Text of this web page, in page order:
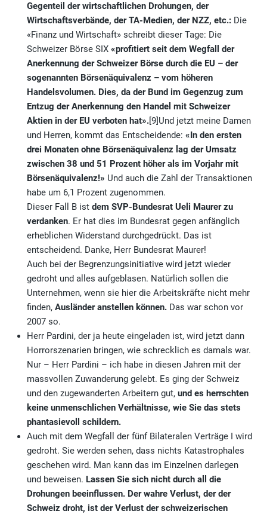
Gegenteil der wirtschaftlichen Drohungen, der
Wirtschaftsverbände, der TA-Medien, der NZZ, etc.: Die
«Finanz und Wirtschaft» schreibt dieser Tage: Die
Schweizer Börse SIX «profitiert seit dem Wegfall der
Anerkennung der Schweizer Börse durch die EU – der
sogenannten Börsenäquivalenz – vom höheren
Handelsvolumen. Dies, da der Bund im Gegenzug zum
Entzug der Anerkennung den Handel mit Schweizer
Aktien in der EU verboten hat».[9]Und jetzt meine Damen
und Herren, kommt das Entscheidende: «In den ersten
drei Monaten ohne Börsenäquivalenz lag der Umsatz
zwischen 38 und 51 Prozent höher als im Vorjahr mit
Börsenäquivalenz!» Und auch die Zahl der Transaktionen
habe um 6,1 Prozent zugenommen.
Dieser Fall B ist dem SVP-Bundesrat Ueli Maurer zu
verdanken. Er hat dies im Bundesrat gegen anfänglich
erheblichen Widerstand durchgedrückt. Das ist
entscheidend. Danke, Herr Bundesrat Maurer!
Auch bei der Begrenzungsinitiative wird jetzt wieder
gedroht und alles aufgeblasen. Natürlich sollen die
Unternehmen, wenn sie hier die Arbeitskräfte nicht mehr
finden, Ausländer anstellen können. Das war schon vor
2007 so.
Herr Pardini, der ja heute eingeladen ist, wird jetzt dann
Horrorszenarien bringen, wie schrecklich es damals war.
Nur – Herr Pardini – ich habe in diesen Jahren mit der
massvollen Zuwanderung gelebt. Es ging der Schweiz
und den zugewanderten Arbeitern gut, und es herrschten
keine unmenschlichen Verhältnisse, wie Sie das stets
phantasievoll schildern.
Auch mit dem Wegfall der fünf Bilateralen Verträge I wird
gedroht. Sie werden sehen, dass nichts Katastrophales
geschehen wird. Man kann das im Einzelnen darlegen
und beweisen. Lassen Sie sich nicht durch all die
Drohungen beeinflussen. Der wahre Verlust, der der
Schweiz droht, ist der Verlust der schweizerischen